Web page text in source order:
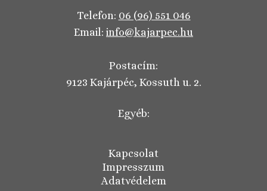
Telefon: 06 (96) 551 046
Email: info@kajarpec.hu
Postacím:
9123 Kajárpéc, Kossuth u. 2.
Egyéb:
Kapcsolat
Impresszum
Adatvédelem